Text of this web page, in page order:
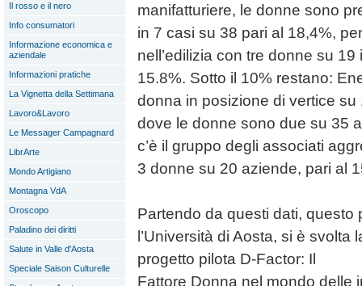
Il rosso e il nero
Info consumatori
Informazione economica e
aziendale
Informazioni pratiche
La Vignetta della Settimana
Lavoro&Lavoro
Le Messager Campagnard
LibrArte
Mondo Artigiano
Montagna VdA
Oroscopo
Paladino dei diritti
Salute in Valle d'Aosta
Speciale Saison Culturelle
manifatturiere, le donne sono
in 7 casi su 38 pari al 18,4%,
nell’edilizia con tre donne su 19
15.8%. Sotto il 10% restano:
donna in posizione di vertice
dove le donne sono due su 35
c’è il gruppo degli associati
3 donne su 20 aziende, pari al
Partendo da questi dati, questo
l’Università di Aosta, si è svolta
progetto pilota D-Factor: Il
Fattore Donna nel mondo delle